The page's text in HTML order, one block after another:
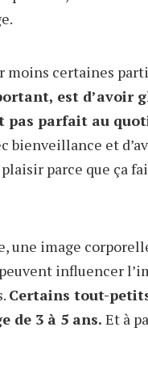
moins certaines
est d’avoir
pas parfait au
bienveillance et
parce que ça
une image
influencer
Certains tout-
de 3 à 5 ans. Et à